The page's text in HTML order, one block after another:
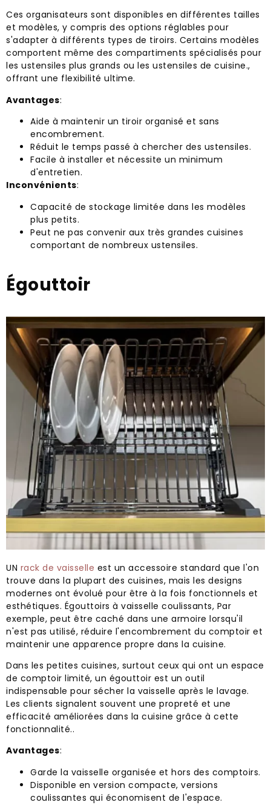
Ces organisateurs sont disponibles en différentes tailles
et modèles, y compris des options réglables pour
s'adapter à différents types de tiroirs. Certains modèles
comportent même des compartiments spécialisés pour
les ustensiles plus grands ou les ustensiles de cuisine.,
offrant une flexibilité ultime.
Avantages:
Aide à maintenir un tiroir organisé et sans
encombrement.
Réduit le temps passé à chercher des ustensiles.
Facile à installer et nécessite un minimum
d'entretien.
Inconvénients:
Capacité de stockage limitée dans les modèles
plus petits.
Peut ne pas convenir aux très grandes cuisines
comportant de nombreux ustensiles.
Égouttoir
UN rack de vaisselle est un accessoire standard que l'on
trouve dans la plupart des cuisines, mais les designs
modernes ont évolué pour être à la fois fonctionnels et
esthétiques. Égouttoirs à vaisselle coulissants, Par
exemple, peut être caché dans une armoire lorsqu'il
n'est pas utilisé, réduire l'encombrement du comptoir et
maintenir une apparence propre dans la cuisine.
Dans les petites cuisines, surtout ceux qui ont un espace
de comptoir limité, un égouttoir est un outil
indispensable pour sécher la vaisselle après le lavage.
Les clients signalent souvent une propreté et une
efficacité améliorées dans la cuisine grâce à cette
fonctionnalité..
Avantages:
Garde la vaisselle organisée et hors des comptoirs.
Disponible en version compacte, versions
coulissantes qui économisent de l'espace.